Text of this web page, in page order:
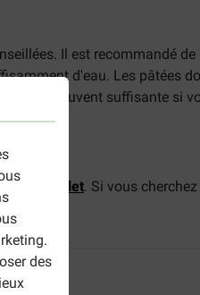
des
Il est recommandé de
d'eau. Les pâtées
est souvent suffisante si
au poulet. Si vous